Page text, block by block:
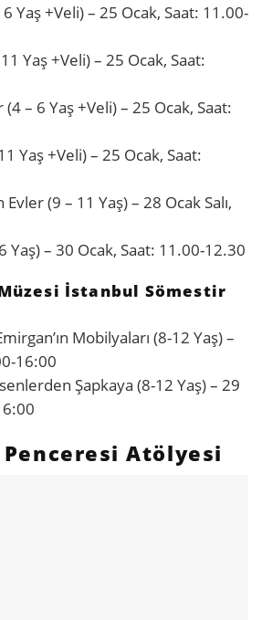
Yaş +Veli) – 25 Ocak, Saat: 11.00-
Yaş +Veli) – 25 Ocak, Saat:
– 6 Yaş +Veli) – 25 Ocak, Saat:
Yaş +Veli) – 25 Ocak, Saat:
(9 – 11 Yaş) – 28 Ocak Salı,
Yaş) – 30 Ocak, Saat: 11.00-12.30
Müzesi İstanbul Sömestir
Mobilyaları (8-12 Yaş) –
16:00
Şapkaya (8-12 Yaş) – 29
Atölyesi